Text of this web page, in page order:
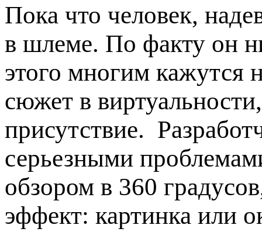
Пока что человек,
в шлеме. По факту он
этого многим кажутся
сюжет в
присутствие.
серьезными
обзором в 360
эффект: картинка или